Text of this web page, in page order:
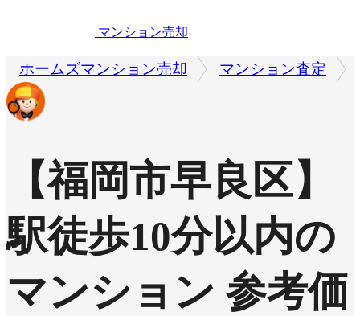
マンション売却
ホームズマンション売却 マンション査定
【福岡市早良区】
駅徒歩10分以内の
マンション 参考価